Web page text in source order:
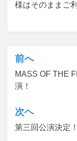
様はそのままご
投
稿
ナ
ビ
ゲ
前へ
MASS OF THE
演！
次ヘ
第三回公演決定！